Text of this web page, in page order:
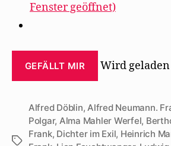
Fenster geöffnet)
GEFÄLLT MIR Wird
Schlagwörter
Alfred Döblin,Alfred Neumann.
Polgar, Alma Mahler Werfel,
Frank, Dichter im Exil, Heinrich